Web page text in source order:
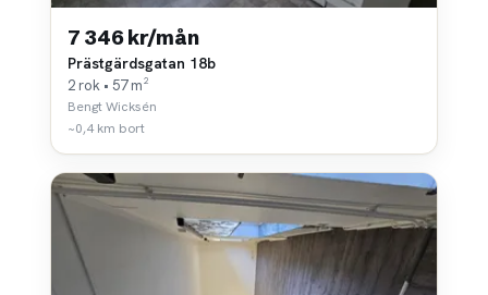
7 346 kr/mån
Prästgärdsgatan 18b
2 rok • 57 m²
Bengt Wicksén
~0,4 km bort